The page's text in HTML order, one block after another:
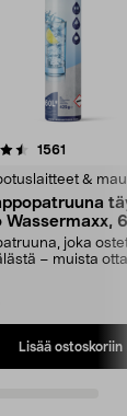
1561
&
Wassermaxx,
joka
– muista
Lisää ostoskoriin
4.5viidestä